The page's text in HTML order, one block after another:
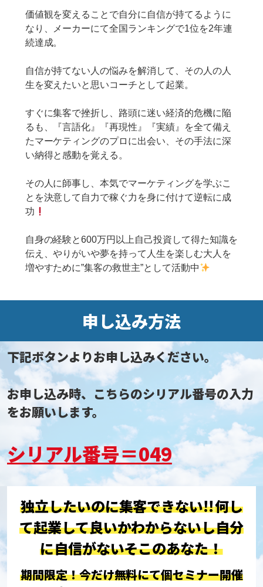
価値観を変えることで自分に自信が持てるように
なり、メーカーにて全国ランキングで1位を2年連
続達成。
自信が持てない人の悩みを解消して、その人の人
生を変えたいと思いコーチとして起業。
すぐに集客で挫折し、路頭に迷い経済的危機に陥
るも、『言語化』『再現性』『実績』を全て備え
たマーケティングのプロに出会い、その手法に深
い納得と感動を覚える。
その人に師事し、本気でマーケティングを学ぶこ
とを決意して自力で稼ぐ力を身に付けて逆転に成
功
自身の経験と600万円以上自己投資して得た知識を
伝え、やりがいや夢を持って人生を楽しむ大人を
増やすために”集客の救世主”として活動中
申し込み方法
下記ボタンよりお申し込みください。
お申し込み時、こちらのシリアル番号の入力
をお願いします。
シリアル番号＝049
独立したいのに集客できない!!何し
て起業して良いかわからないし自分
に自信がないそこのあなた！
期間限定！今だけ無料にて個セミナー開催